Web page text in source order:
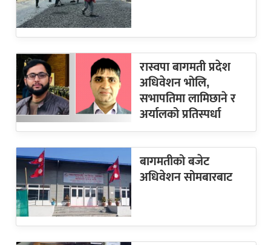
रास्वपा बागमती प्रदेश
अधिवेशन भोलि,
सभापतिमा लामिछाने र
अर्यालको प्रतिस्पर्धा
बागमतीको बजेट
अधिवेशन सोमबारबाट